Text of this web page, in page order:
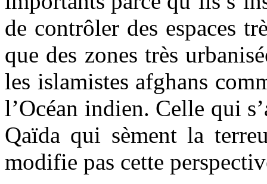
de contrôler des espaces
que des zones très
les islamistes afghans
l’Océan indien. Celle qui
Qaïda qui sèment la
modifie pas cette